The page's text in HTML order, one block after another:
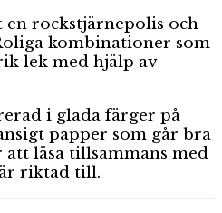
en rockstjärnepolis och
kombinationer som
lek med hjälp av
i glada färger på
papper som går bra
läsa tillsammans med
riktad till.